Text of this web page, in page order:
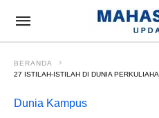
BERANDA
27 ISTILAH-ISTILAH DI DUNIA
Dunia Kampus